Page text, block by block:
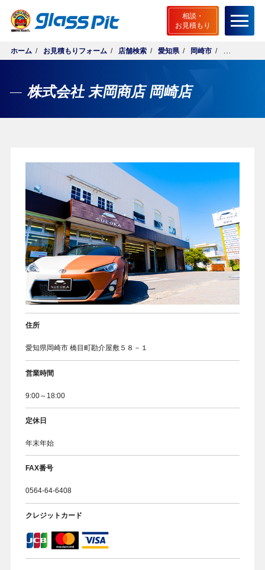
相談・
お見積もり
ホーム
グラスピットとは
サービスメニュー
安心サポート
よくあるご質問
お客様の声
ホーム お見積もりフォーム 店舗検索 愛知県 岡崎市 株式会社 末
株式会社 末岡商店 岡崎店
住所
愛知県岡崎市 橋目町勘介屋敷５８－１
営業時間
9:00～18:00
定休日
年末年始
FAX番号
0564-64-6408
クレジットカード